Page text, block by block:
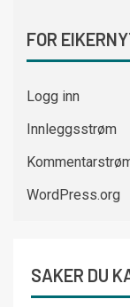
FOR
Logg inn
Innleggsstrøm
WordPress.org
SAKER DU